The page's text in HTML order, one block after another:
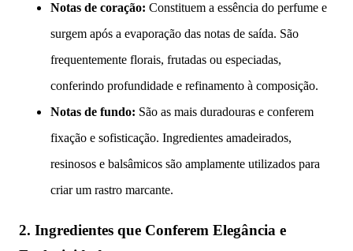
Notas de coração: Constituem a essência do perfume e
surgem após a evaporação das notas de saída. São
frequentemente florais, frutadas ou especiadas,
conferindo profundidade e refinamento à composição.
Notas de fundo: São as mais duradouras e conferem
fixação e sofisticação. Ingredientes amadeirados,
resinosos e balsâmicos são amplamente utilizados para
criar um rastro marcante.
2. Ingredientes que Conferem Elegância e